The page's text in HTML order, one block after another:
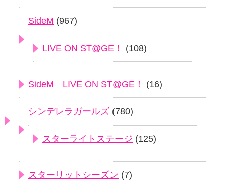
SideM (967)
LIVE ON ST@GE！ (108)
SideM LIVE ON ST@GE！ (16)
シンデレラガールズ (780)
スターライトステージ (125)
スターリットシーズン (7)